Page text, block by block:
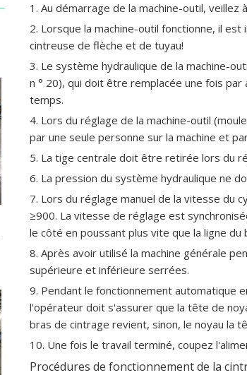
1. Au démarrage de la machine-outil,
2. Lorsque la machine-outil fonctionne, il
cintreuse de flèche et de tuyau!
3. Le système hydraulique de la machine-
n ° 20), qui doit être remplacée une fois
temps.
4. Lors du réglage de la machine-outil
par une seule personne sur la machine et
5. La tige centrale doit être retirée lors du
6. La pression du système hydraulique ne
7. Lors du réglage manuel de la vitesse du
≥900. La vitesse de réglage est
le côté en poussant plus vite que la ligne
8. Après avoir utilisé la machine générale
supérieure et inférieure serrées.
9. Pendant le fonctionnement automatique
l'opérateur doit s'assurer que la tête de
bras de cintrage revient, sinon, le noyau la
10. Une fois le travail terminé, coupez
Procédures de fonctionnement de la